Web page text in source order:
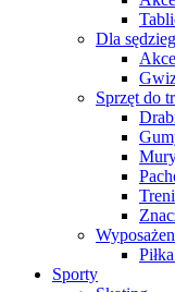
Dla
Sprzęt do
Sporty